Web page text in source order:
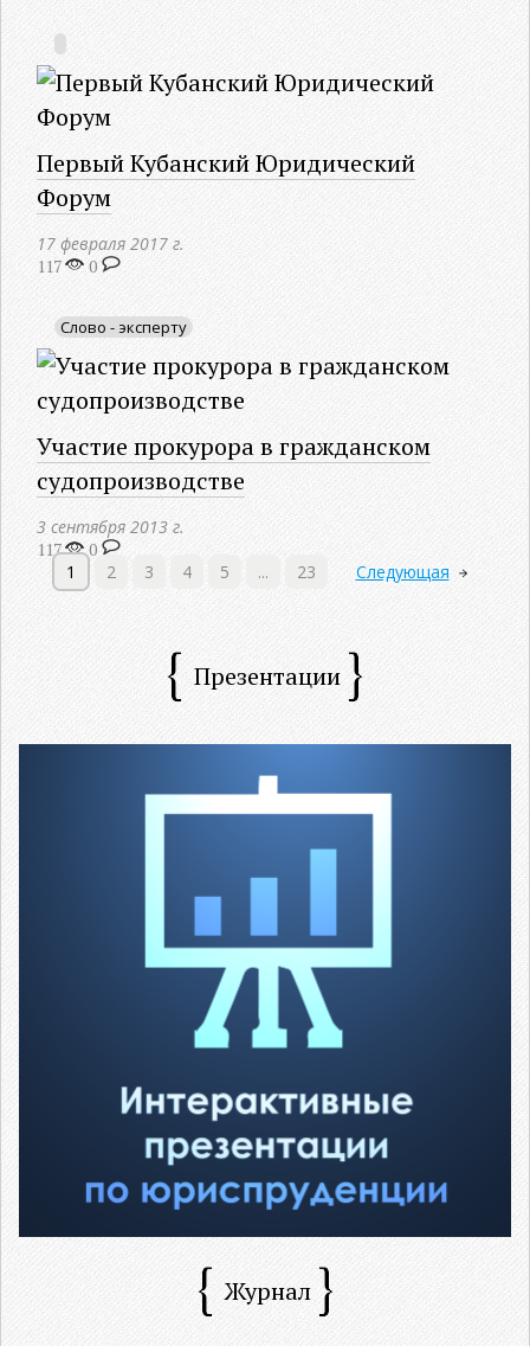
Первый Кубанский Юридический
Форум
17 февраля 2017 г.
117
0
Слово - эксперту
Участие прокурора в гражданском
судопроизводстве
3 сентября 2013 г.
117
0
1
2 3 4 5 ... 23 Следующая
Презентации
Журнал